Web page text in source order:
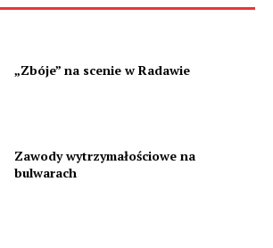
„Zbóje” na scenie w Radawie
Zawody wytrzymałościowe na
bulwarach